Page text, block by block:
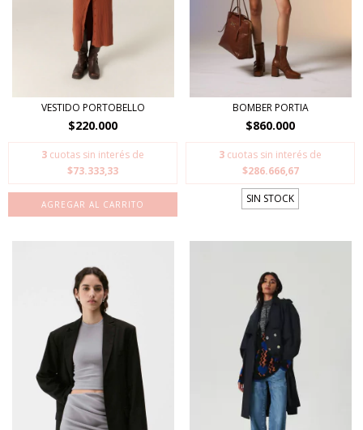
VESTIDO PORTOBELLO
$220.000
3 cuotas sin interés de
$73.333,33
AGREGAR AL CARRITO
BOMBER PORTIA
$860.000
3 cuotas sin interés de
$286.666,67
SIN STOCK